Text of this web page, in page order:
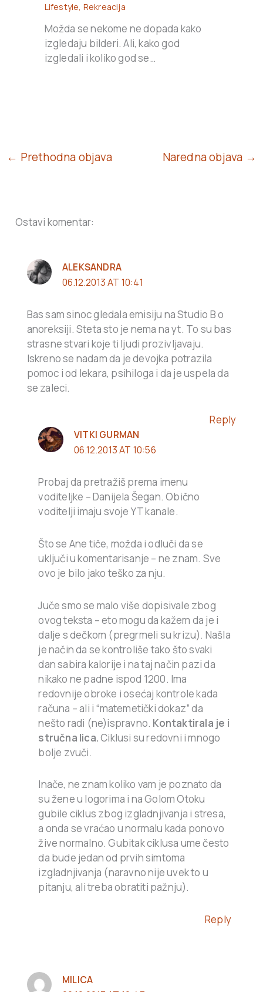
Lifestyle, Rekreacija
Možda se nekome ne dopada kako
izgledaju bilderi. Ali, kako god
izgledali i koliko god se…
← Prethodna objava Naredna objava →
Ostavi komentar:
ALEKSANDRA
06.12.2013 AT 10:41
Bas sam sinoc gledala emisiju na Studio B o
anoreksiji. Steta sto je nema na yt. To su bas
strasne stvari koje ti ljudi prozivljavaju.
Iskreno se nadam da je devojka potrazila
pomoc i od lekara, psihiloga i da je uspela da
se zaleci.
Reply
VITKI GURMAN
06.12.2013 AT 10:56
Probaj da pretražiš prema imenu
voditeljke – Danijela Šegan. Obično
voditelji imaju svoje YT kanale.
Što se Ane tiče, možda i odluči da se
uključi u komentarisanje – ne znam. Sve
ovo je bilo jako teško za nju.
Juče smo se malo više dopisivale zbog
ovog teksta – eto mogu da kažem da je i
dalje s dečkom (pregrmeli su krizu). Našla
je način da se kontroliše tako što svaki
dan sabira kalorije i na taj način pazi da
nikako ne padne ispod 1200. Ima
redovnije obroke i osećaj kontrole kada
računa – ali i “matemetički dokaz” da
nešto radi (ne)ispravno. Kontaktirala je i
stručna lica.Ciklusi su redovni i mnogo
bolje zvuči.
Inače, ne znam koliko vam je poznato da
su žene u logorima i na Golom Otoku
gubile ciklus zbog izgladnjivanja i stresa,
a onda se vraćao u normalu kada ponovo
žive normalno. Gubitak ciklusa ume često
da bude jedan od prvih simtoma
izgladnjivanja (naravno nije uvek to u
pitanju, ali treba obratiti pažnju).
Reply
MILICA